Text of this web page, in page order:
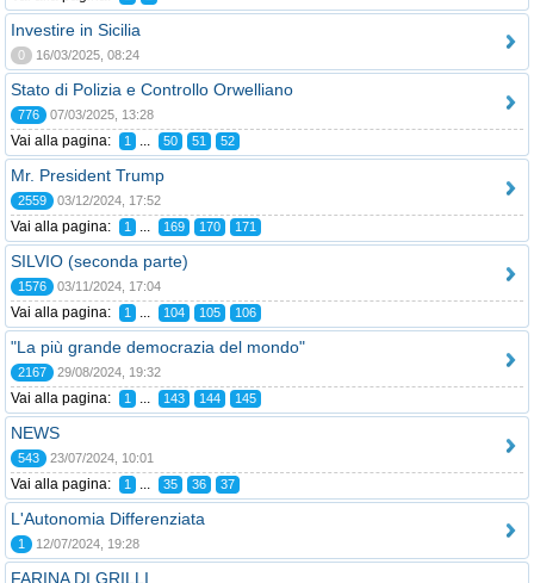
Investire in Sicilia
0 16/03/2025, 08:24
Stato di Polizia e Controllo Orwelliano
776 07/03/2025, 13:28
Vai alla pagina: 1 ... 50 51 52
Mr. President Trump
2559 03/12/2024, 17:52
Vai alla pagina: 1 ... 169 170 171
SILVIO (seconda parte)
1576 03/11/2024, 17:04
Vai alla pagina: 1 ... 104 105 106
"La più grande democrazia del mondo"
2167 29/08/2024, 19:32
Vai alla pagina: 1 ... 143 144 145
NEWS
543 23/07/2024, 10:01
Vai alla pagina: 1 ... 35 36 37
L'Autonomia Differenziata
1 12/07/2024, 19:28
FARINA DI GRILLI